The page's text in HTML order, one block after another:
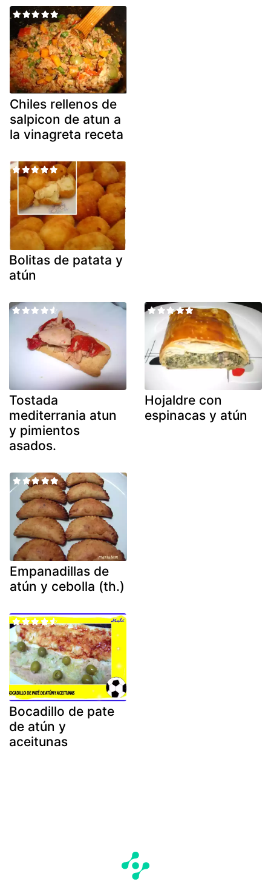
Chiles rellenos de
salpicon de atun a
la vinagreta receta
Bolitas de patata y
atún
Tostada
mediterrania atun
y pimientos
asados.
Hojaldre con
espinacas y atún
Empanadillas de
atún y cebolla (th.)
Bocadillo de pate
de atún y
aceitunas